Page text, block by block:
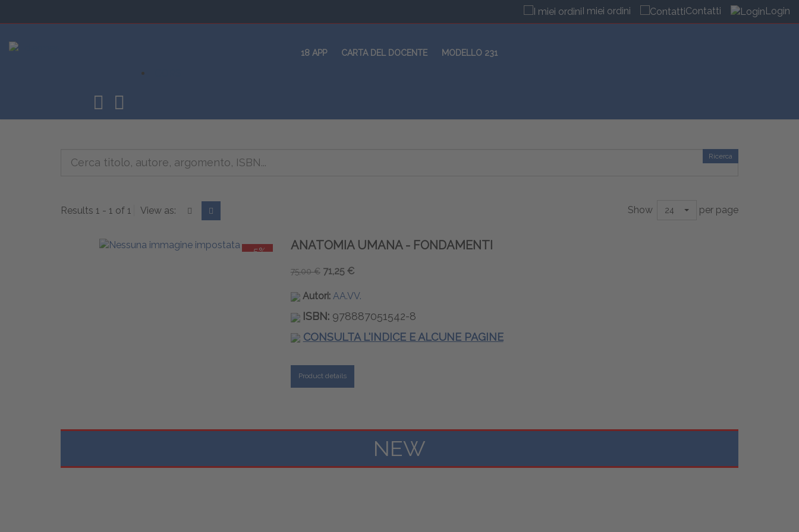
I miei ordini Contatti Login
18 APP CARTA DEL DOCENTE MODELLO 231
Ricerca
Results 1 - 1 of 1 View as: Show 24 per page
-5% ANATOMIA UMANA - FONDAMENTI
75,00 € 71,25 €
Autori: AA.VV.
ISBN:978887051542-8
CONSULTA L'INDICE E ALCUNE PAGINE
Product details
NEW